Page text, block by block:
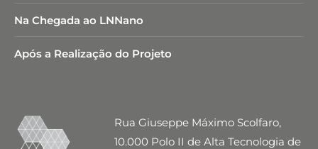
Na Chegada ao LNNano
Após a Realização do Projeto
Rua Giuseppe Máximo Scolfaro,
10.000 Polo II de Alta Tecnologia de